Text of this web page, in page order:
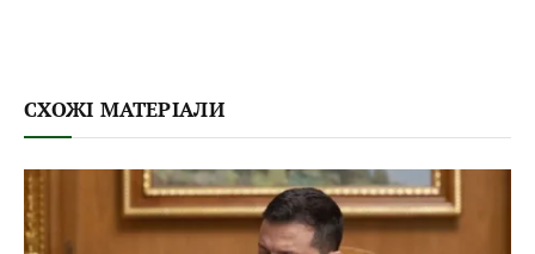
СХОЖІ МАТЕРІАЛИ